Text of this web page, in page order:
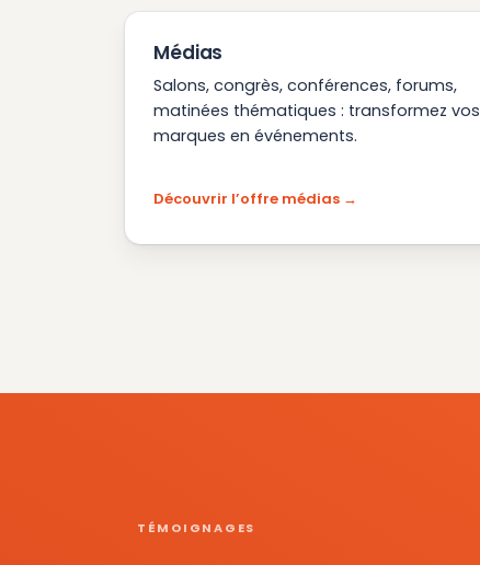
Médias
Salons, congrès, conférences, forums,
matinées thématiques : transformez vos
marques en événements.
Découvrir l’offre médias
TÉMOIGNAGES